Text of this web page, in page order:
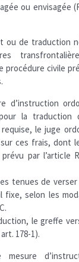
ou envisagée
ou de traduction
procédure civile
d’instruction
la traduction
le juge
sur ces frais, dont
par l’article
tenues de
fixe, selon les
le greffe
178-1).
mesure